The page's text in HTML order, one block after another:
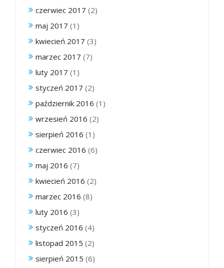
czerwiec 2017 (2)
maj 2017 (1)
kwiecień 2017 (3)
marzec 2017 (7)
luty 2017 (1)
styczeń 2017 (2)
październik 2016 (1)
wrzesień 2016 (2)
sierpień 2016 (1)
czerwiec 2016 (6)
maj 2016 (7)
kwiecień 2016 (2)
marzec 2016 (8)
luty 2016 (3)
styczeń 2016 (4)
listopad 2015 (2)
sierpień 2015 (6)